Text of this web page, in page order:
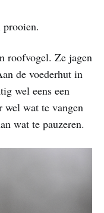
roofvogel. Ze jagen
de voederhut in
wel eens een
wel wat te vangen
wat te pauzeren.